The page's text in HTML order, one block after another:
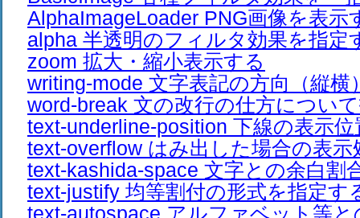
AlphaImageLoader PNG画像を表示
alpha 半透明のフィルタ効果を指定
zoom 拡大・縮小表示する
writing-mode 文字表記の方向（縦横
word-break 文の改行の仕方につい
text-underline-position 下線の表示
text-overflow はみ出した場合の表
text-kashida-space 文字との余白割
text-justify 均等割付の形式を指定す
text-autospace アルファベット等